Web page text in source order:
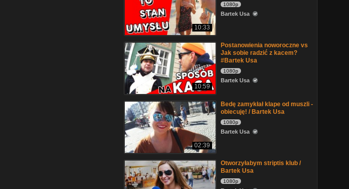
10:33
1080p
Bartek Usa
10:59
Postanowienia noworoczne vs
Jak sobie radzić z kacem?
#Bartek Usa
1080p
Bartek Usa
02:39
Bedę zamykłał klape od muszli -
obiecuję! / Bartek Usa
1080p
Bartek Usa
Otworzyłabym striptis klub /
Bartek Usa
1080p